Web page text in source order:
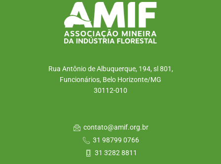
Rua Antônio de Albuquerque, 194, sl 801,
Funcionários, Belo Horizonte/MG
30112-010
contato@amif.org.br
31 98799 0766
31 3282 8811